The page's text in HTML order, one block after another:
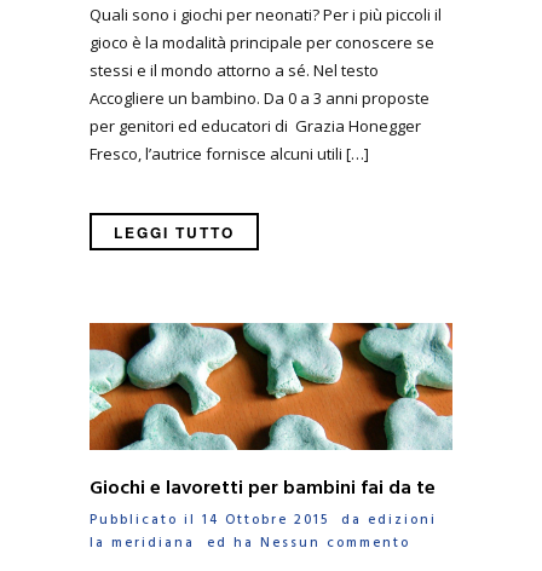
Quali sono i giochi per neonati? Per i più piccoli il
gioco è la modalità principale per conoscere se
stessi e il mondo attorno a sé. Nel testo
Accogliere un bambino. Da 0 a 3 anni proposte
per genitori ed educatori di Grazia Honegger
Fresco, l’autrice fornisce alcuni utili […]
LEGGI TUTTO
Giochi e lavoretti per bambini fai da te
Pubblicato il 14 Ottobre 2015 da edizioni
la meridiana
ed ha Nessun commento